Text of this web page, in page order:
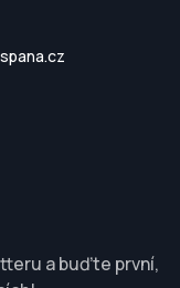
a buďte první,